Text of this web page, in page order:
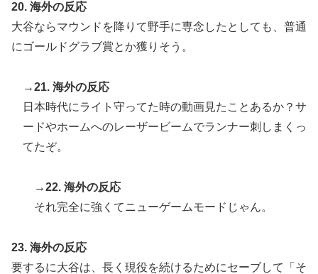
20. 海外の反応
大谷ならマウンドを降りて野手に専念したとしても、普通
にゴールドグラブ賞とか獲りそう。
→21. 海外の反応
日本時代にライト守ってた時の動画見たことあるか？サ
ードやホームへのレーザービームでランナー刺しまくっ
てたぞ。
→22. 海外の反応
それ完全に強くてニューゲームモードじゃん。
23. 海外の反応
要するに大谷は、長く現役を続けるためにセーブして「そ